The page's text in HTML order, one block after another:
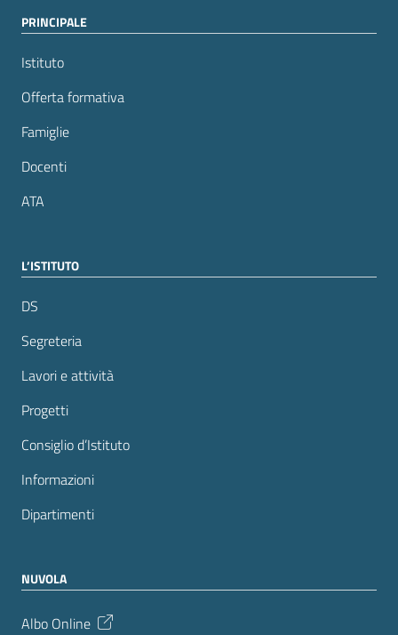
PRINCIPALE
Istituto
Offerta formativa
Famiglie
Docenti
ATA
L’ISTITUTO
DS
Segreteria
Lavori e attività
Progetti
Consiglio d’Istituto
Informazioni
Dipartimenti
NUVOLA
Albo Online